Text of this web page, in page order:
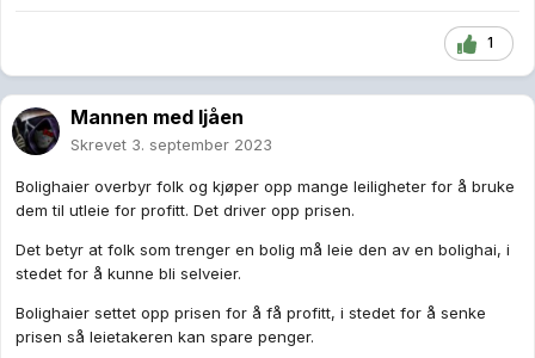
1
Mannen med ljåen
Skrevet 3. september 2023
Bolighaier overbyr folk og kjøper opp mange leiligheter for å bruke
dem til utleie for profitt. Det driver opp prisen.
Det betyr at folk som trenger en bolig må leie den av en bolighai, i
stedet for å kunne bli selveier.
Bolighaier settet opp prisen for å få profitt, i stedet for å senke
prisen så leietakeren kan spare penger.